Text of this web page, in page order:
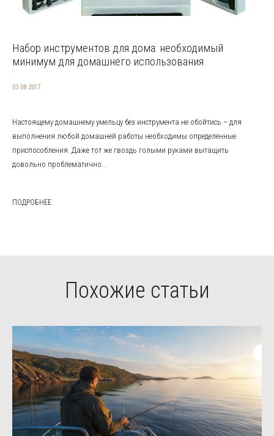
Набор инструментов для дома: необходимый
минимум для домашнего использования
03.08.2017
Настоящему домашнему умельцу без инструмента не обойтись – для
выполнения любой домашней работы необходимы определенные
приспособления. Даже тот же гвоздь голыми руками вытащить
довольно проблематично...
ПОДРОБНЕЕ
Похожие статьи